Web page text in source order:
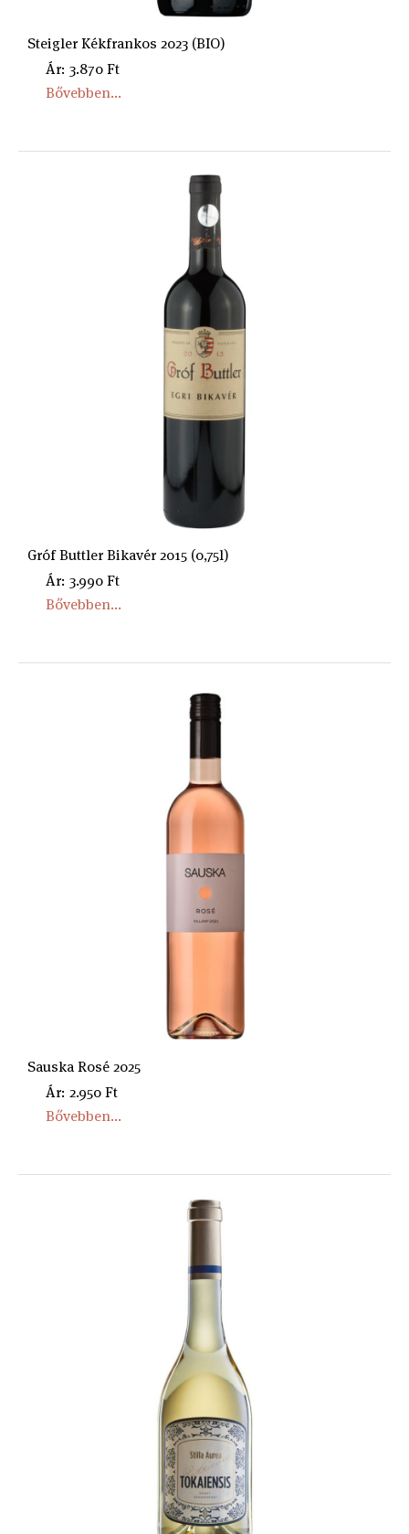
Steigler Kékfrankos 2023 (BIO)
Ár: 3.870 Ft
Bővebben...
Gróf Buttler Bikavér 2015 (0,75l)
Ár: 3.990 Ft
Bővebben...
Sauska Rosé 2025
Ár: 2.950 Ft
Bővebben...